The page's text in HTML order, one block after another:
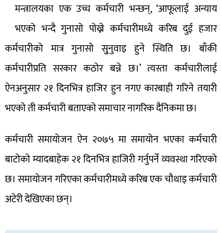
मन्त्रालयका एक उच्च कर्मचारी भन्छन्, ‘आफूलाई अन्याय
भएको भन्दै गुनासो पोख्ने कर्मचारीमध्ये करिब दुई हजार
कर्मचारीको मात्र गुनासो सुुनुवाइ हुने स्थिति छ। बाँकी
कर्मचारीप्रति सरकार कठोर बन्ने छ।’ त्यस्ता कर्मचारीलाई
ऐनअनुसार २१ दिनभित्र हाजिर हुन नगए कारबाही गरिने तयारी
भएको ती कर्मचारी बताएको समाचार नागरिक दैनिकमा छ।
कर्मचारी समायोजन ऐन २०७५ मा समायोन भएका कर्मचारी
बाटोको म्यादबाहेक २१ दिनभित्र हाजिरी गर्नुपर्ने व्यवस्था गरिएको
छ। समायोजन गरिएका कर्मचारीमध्ये करिब एक चौथाइ कर्मचारी
अटेरी देखिएका छन्।